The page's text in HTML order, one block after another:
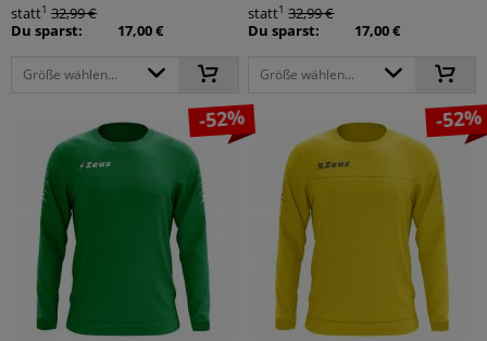
statt1 32,99 €
Du sparst:
17,00 €
Größe wählen...
statt1 32,99 €
Du sparst:
17,00 €
Größe wählen...
-52% -52%